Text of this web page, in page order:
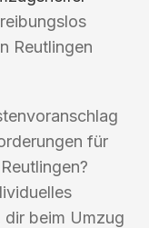
Reutlingen
für
beim Umzug